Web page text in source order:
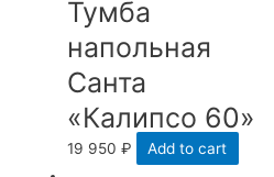
Тумба
напольная
Санта
«Калипсо 60»
19 950₽ Add to cart